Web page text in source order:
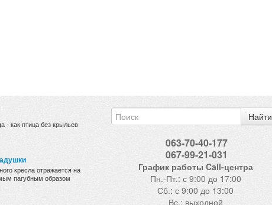
- как птица без крыльев
кресла отражается на
пагубным образом
Найти
063-70-40-177
067-99-21-031
График работы Call-центра
Пн.-Пт.: с 9:00 до 17:00
Сб.: с 9:00 до 13:00
Вс.: выходной